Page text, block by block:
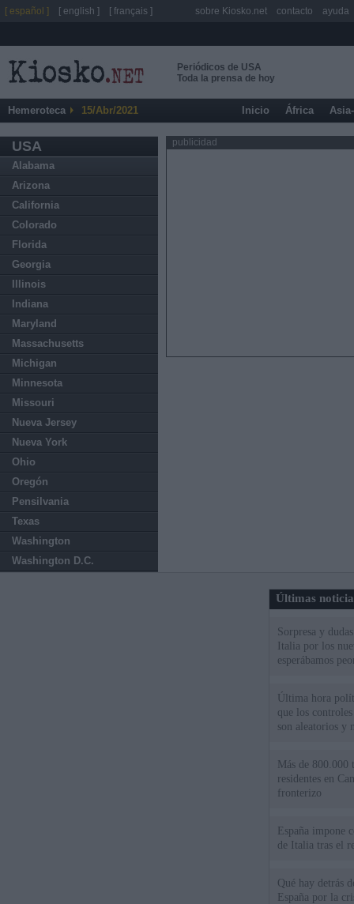
Periódicos de USA
Toda la prensa de hoy
Hemeroteca 15/Abr/2021 Inicio África
USA
Alabama
Arizona
California
Colorado
Florida
Georgia
Illinois
Indiana
Maryland
Massachusetts
Michigan
Minnesota
Missouri
Nueva Jersey
Nueva York
Ohio
Oregón
Pensilvania
Texas
Washington
Washington D.C.
publicidad
Últimas
Sorpresa y
Italia por los
esperábamos
Última hora
que los
son aleatorios y
Más de 800.000
residentes en
fronterizo
España impone
de Italia tras el
Qué hay detrás
España por la
[ español ] [ english ] [ français ] sobre Kiosko.net contacto ayuda